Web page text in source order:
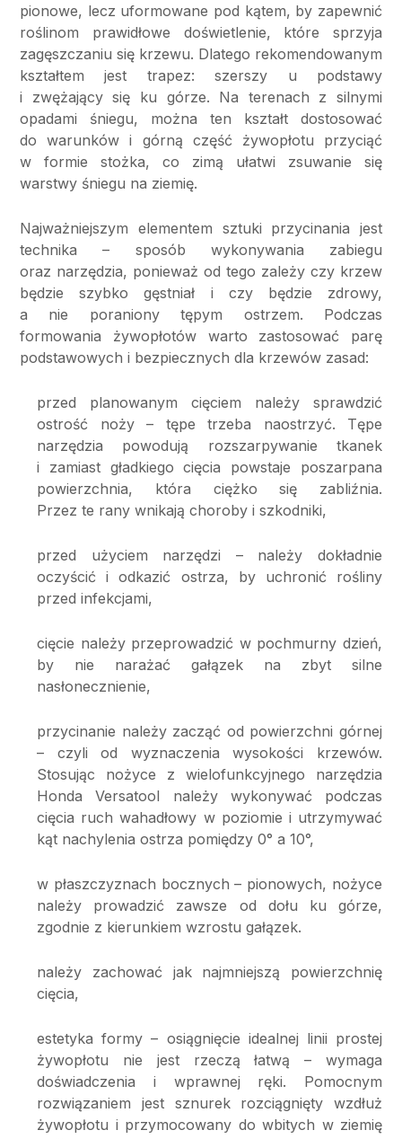
pionowe, lecz uformowane pod kątem, by zapewnić
roślinom prawidłowe doświetlenie, które sprzyja
zagęszczaniu się krzewu. Dlatego rekomendowanym
kształtem jest trapez: szerszy u podstawy
i zwężający się ku górze. Na terenach z silnymi
opadami śniegu, można ten kształt dostosować
do warunków i górną część żywopłotu przyciąć
w formie stożka, co zimą ułatwi zsuwanie się
warstwy śniegu na ziemię.
Najważniejszym elementem sztuki przycinania jest
technika – sposób wykonywania zabiegu
oraz narzędzia, ponieważ od tego zależy czy krzew
będzie szybko gęstniał i czy będzie zdrowy,
a nie poraniony tępym ostrzem. Podczas
formowania żywopłotów warto zastosować parę
podstawowych i bezpiecznych dla krzewów zasad:
przed planowanym cięciem należy sprawdzić
ostrość noży – tępe trzeba naostrzyć. Tępe
narzędzia powodują rozszarpywanie tkanek
i zamiast gładkiego cięcia powstaje poszarpana
powierzchnia, która ciężko się zabliźnia.
Przez te rany wnikają choroby i szkodniki,
przed użyciem narzędzi – należy dokładnie
oczyścić i odkazić ostrza, by uchronić rośliny
przed infekcjami,
cięcie należy przeprowadzić w pochmurny dzień,
by nie narażać gałązek na zbyt silne
nasłonecznienie,
przycinanie należy zacząć od powierzchni górnej
– czyli od wyznaczenia wysokości krzewów.
Stosując nożyce z wielofunkcyjnego narzędzia
Honda Versatool należy wykonywać podczas
cięcia ruch wahadłowy w poziomie i utrzymywać
kąt nachylenia ostrza pomiędzy 0° a 10°,
w płaszczyznach bocznych – pionowych, nożyce
należy prowadzić zawsze od dołu ku górze,
zgodnie z kierunkiem wzrostu gałązek.
należy zachować jak najmniejszą powierzchnię
cięcia,
estetyka formy – osiągnięcie idealnej linii prostej
żywopłotu nie jest rzeczą łatwą – wymaga
doświadczenia i wprawnej ręki. Pomocnym
rozwiązaniem jest sznurek rozciągnięty wzdłuż
żywopłotu i przymocowany do wbitych w ziemię